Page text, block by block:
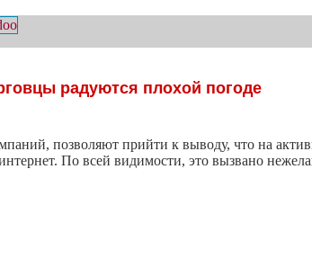
радуются плохой погоде
позволяют прийти к выводу, что на
По всей видимости, это вызвано